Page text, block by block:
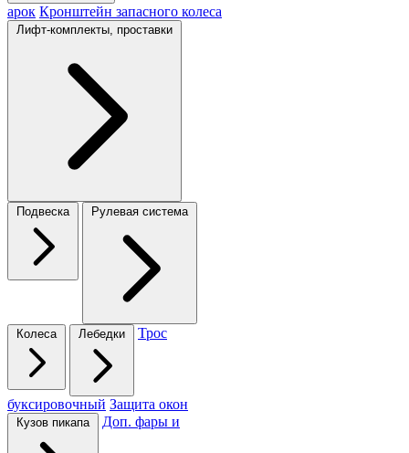
арок Кронштейн запасного колеса
Лифт-комплекты, проставки
Подвеска Рулевая система
Колеса Лебедки Трос
буксировочный Защита окон
Кузов пикапа Доп. фары и